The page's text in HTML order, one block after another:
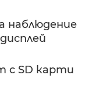
наблюдение
с SD карти